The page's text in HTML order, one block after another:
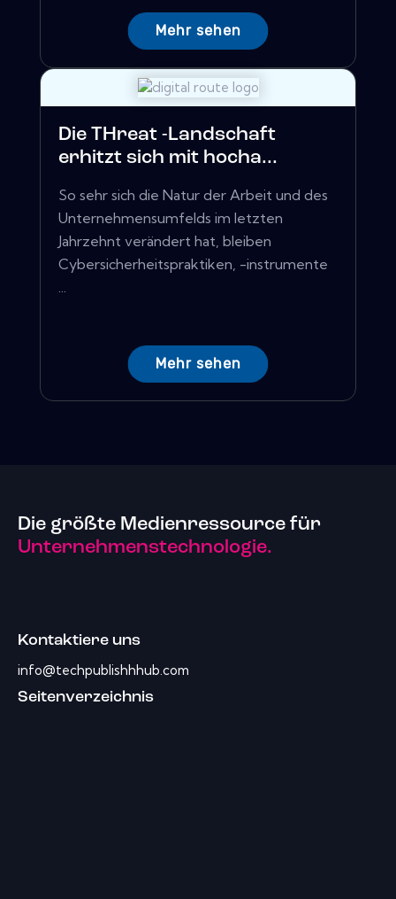
Mehr sehen
Die THreat -Landschaft
erhitzt sich mit hocha...
So sehr sich die Natur der Arbeit und des
Unternehmensumfelds im letzten
Jahrzehnt verändert hat, bleiben
Cybersicherheitspraktiken, -instrumente
...
Mehr sehen
Die größte Medienressource für
Unternehmenstechnologie.
Kontaktiere uns
info@techpublishhhub.com
Seitenverzeichnis